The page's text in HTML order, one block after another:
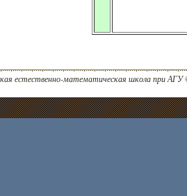
естественно-математическая школа при АГУ